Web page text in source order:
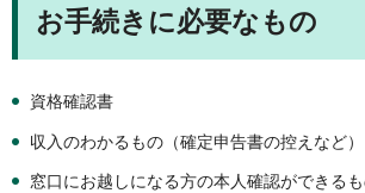
お手続きに必要なもの
資格確認書
収入のわかるもの（確定申告書の控えなど）
窓口にお越しになる方の本人確認ができる